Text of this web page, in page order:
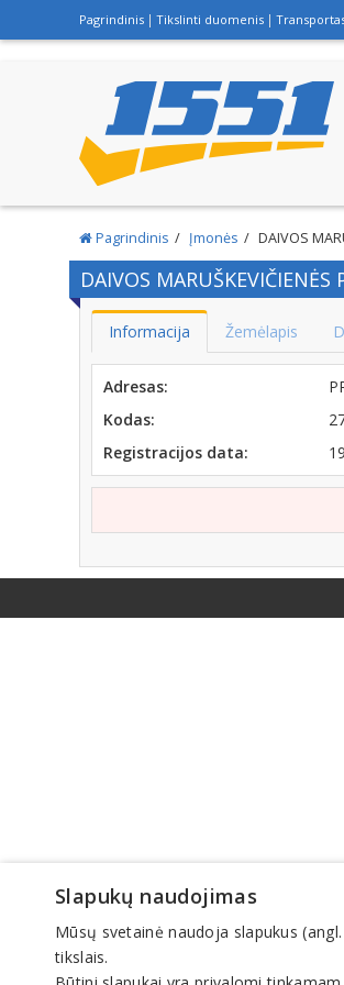
Pagrindinis Tikslinti duomenis
Pagrindinis Įmonės DAIVOS
DAIVOS
Informacija Žemėlapis
Adresas:
Kodas:
Registracijos data:
Slapukų naudojimas
Mūsų svetainė naudoja slapukus
tikslais.